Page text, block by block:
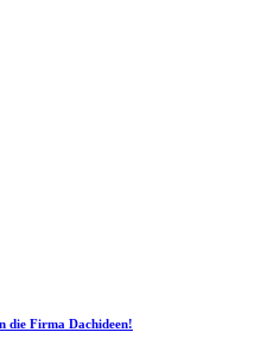
die Firma Dachideen!